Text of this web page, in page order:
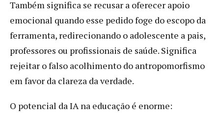
Também significa se recusar a oferecer apoio
emocional quando esse pedido foge do escopo da
ferramenta, redirecionando o adolescente a pais,
professores ou profissionais de saúde. Significa
rejeitar o falso acolhimento do antropomorfismo
em favor da clareza da verdade.
O potencial da IA na educação é enorme: